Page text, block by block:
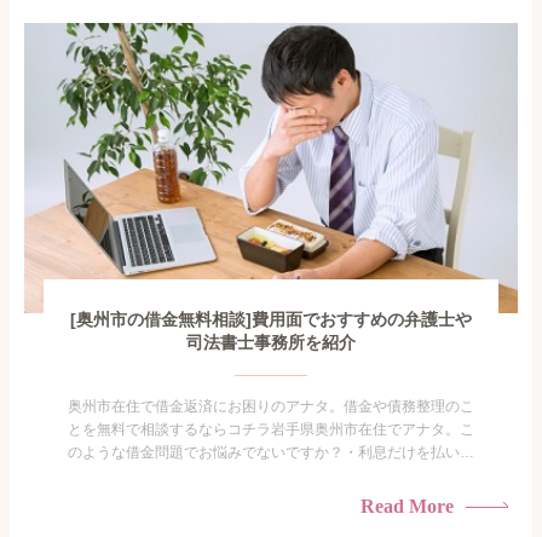
がありま...
[奥州市の借金無料相談]費用面でおすすめの弁護士や
司法書士事務所を紹介
奥州市在住で借金返済にお困りのアナタ。借金や債務整理のこ
とを無料で相談するならコチラ岩手県奥州市在住でアナタ。こ
のような借金問題でお悩みでないですか？・利息だけを払い続
られたくない・借金の催促、取り立てで憂鬱になる。・闇金に
Read More